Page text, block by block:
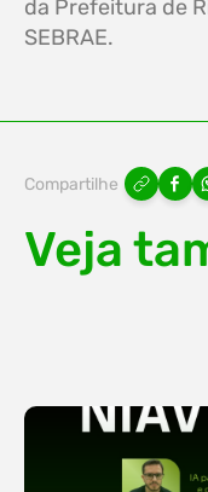
da Prefeitura de
SEBRAE.
Compartilhe
Veja